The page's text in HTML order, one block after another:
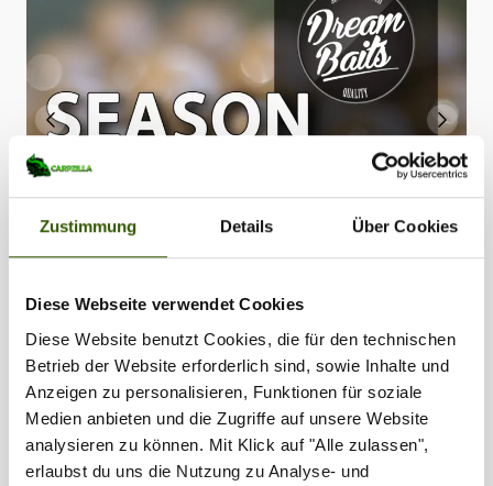
Zustimmung Details Über Cookies
Diese Webseite verwendet Cookies
Diese Website benutzt Cookies, die für den technischen
Betrieb der Website erforderlich sind, sowie Inhalte und
Anzeigen zu personalisieren, Funktionen für soziale
Medien anbieten und die Zugriffe auf unsere Website
analysieren zu können. Mit Klick auf "Alle zulassen",
erlaubst du uns die Nutzung zu Analyse- und